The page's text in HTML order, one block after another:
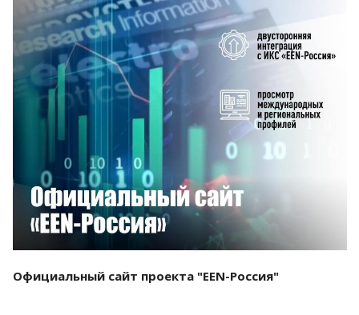
Смотреть проект
Официальный сайт проекта "EEN-Россия"